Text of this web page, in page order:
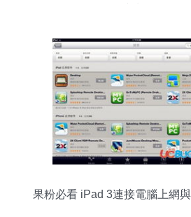
果粉必看 iPad 3連接電腦上網